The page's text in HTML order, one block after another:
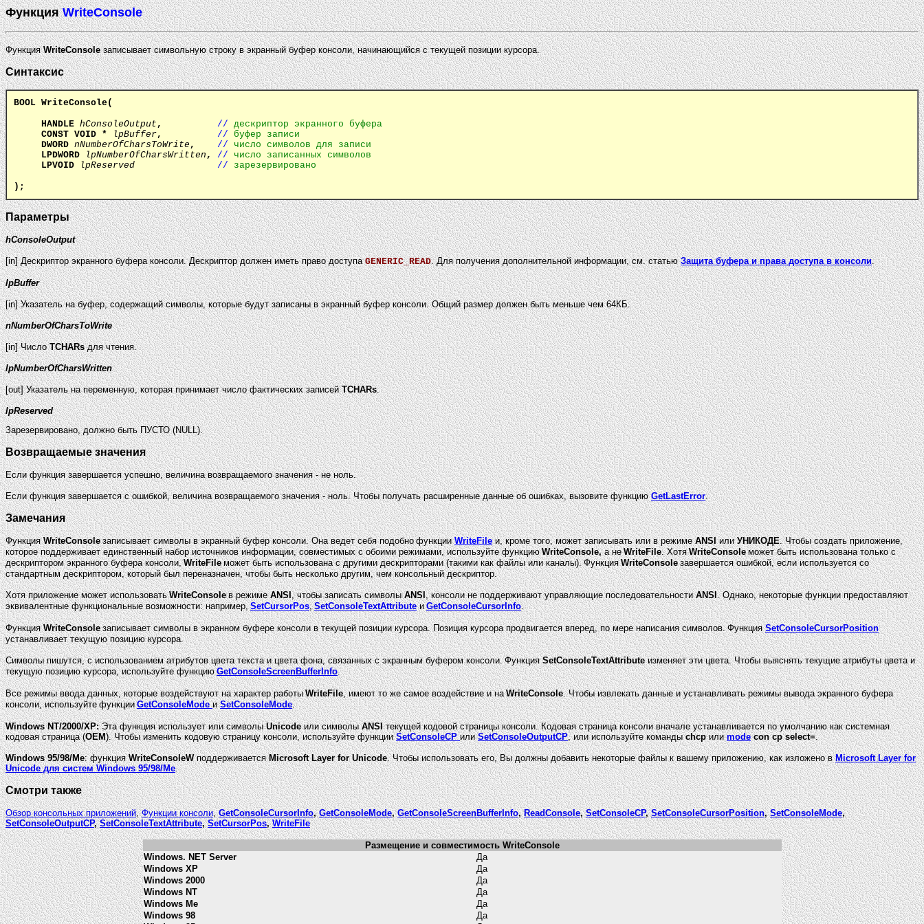
ФункцияWriteConsole
ФункцияWriteConsoleзаписывает символьную строку в экранный буфер консоли, начинающийся с текущей позиции курсора.
Синтаксис
BOOL WriteConsole(
HANDLE hConsoleOutput , // дескриптор экранного буфера
CONST VOID * lpBuffer, // буфер записи
DWORD nNumberOfCharsToWrite , //
число символов для записи
LPDWORD lpNumberOfCharsWritten , //
число записанных символов
LPVOID lpReserved // зарезервировано
);
Параметры
hConsoleOutput
[in] Дескриптор экранного буфера консоли. Дескриптор должен иметь право доступаGENERIC_READ. Для получения дополнительной информации, см. статьюЗащита буфера и права доступа в консоли.
lpBuffer
[in] Указатель на буфер, содержащий символы, которые будут записаны в экранный буфер консоли. Общий размер должен быть меньше чем 64КБ.
nNumberOfCharsToWrite
[in] ЧислоTCHARsдля чтения.
lpNumberOfCharsWritten
[out] Указатель на переменную, которая принимает число фактических записейTCHARs.
lpReserved
Зарезервировано, должно быть ПУСТО (NULL).
Возвращаемые значения
Если функция завершается успешно, величина возвращаемого значения - не ноль.
Если функция завершается с ошибкой, величина возвращаемого значения - ноль. Чтобы получать расширенные данные об ошибках, вызовите функциюGetLastError.
Замечания
ФункцияWriteConsole записывает символы в экранный буфер консоли. Она ведет себя подобно функцииWriteFileи, кроме того, может записывать или в режимеANSIилиУНИКОДЕ. Чтобы создать приложение,
которое поддерживает единственный набор источников информации, совместимых с обоими режимами, используйте функцию WriteConsole,а не WriteFile. Хотя WriteConsole может быть использована только с
дескриптором экранного буфера консоли, WriteFile может быть использована с другими дескрипторами (такими как файлы или каналы). Функция WriteConsole завершается ошибкой, если используется со
стандартным дескриптором, который был переназначен, чтобы быть несколько другим, чем консольный дескриптор.
Хотя приложение может использовать WriteConsole в режимеANSI, чтобы записать символыANSI, консоли не поддерживают управляющие последовательностиANSI. Однако, некоторые функции предоставляют
эквивалентные функциональные возможности: например, SetCursorPos, SetConsoleTextAttributeи GetConsoleCursorInfo.
ФункцияWriteConsole записывает символы в экранном буфере консоли в текущей позиции курсора. Позиция курсора продвигается вперед, по мере написания символов. ФункцияSetConsoleCursorPosition
устанавливает текущую позицию курсора.
Символы пишутся, с использованием атрибутов цвета текста и цвета фона, связанных с экранным буфером консоли. ФункцияSetConsoleTextAttributeизменяет эти цвета. Чтобы выяснять текущие атрибуты цвета и
текущую позицию курсора, используйте функцию GetConsoleScreenBufferInfo.
Все режимы ввода данных, которые воздействуют на характер работы WriteFile, имеют то же самое воздействие и на WriteConsole. Чтобы извлекать данные и устанавливать режимы вывода экранного буфера
консоли, используйте функции GetConsoleMode и SetConsoleMode.
Windows NT/2000/XP:Эта функция использует или символыUnicodeили символыANSIтекущей кодовой страницы консоли. Кодовая страница консоли вначале устанавливается по умолчанию как системная
кодовая страница (OEM). Чтобы изменить кодовую страницу консоли, используйте функцииSetConsoleCP или SetConsoleOutputCP, или используйте командыchcpилиmodecon cp select=.
Windows 95/98/Me: функцияWriteConsoleWподдерживаетсяMicrosoft Layer for Unicode. Чтобы использовать его, Вы должны добавить некоторые файлы к вашему приложению, как изложено вMicrosoft Layer for
Unicode для систем Windows 95/98/Me.
Смотри также
Обзор консольных приложений,Функции консоли,GetConsoleCursorInfo,GetConsoleMode,GetConsoleScreenBufferInfo,ReadConsole,SetConsoleCP,SetConsoleCursorPosition,SetConsoleMode,
SetConsoleOutputCP,SetConsoleTextAttribute,SetCursorPos,WriteFile
Размещение и совместимость WriteConsole
Windows. NET Server
Да
Windows XP
Да
Windows 2000
Да
Windows NT
Да
Windows Me
Да
Windows 98
Да